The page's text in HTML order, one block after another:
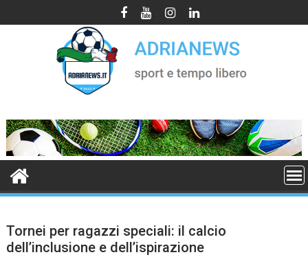
to
Tornei per ragazzi speciali: il calcio
dell’inclusione e dell’ispirazione